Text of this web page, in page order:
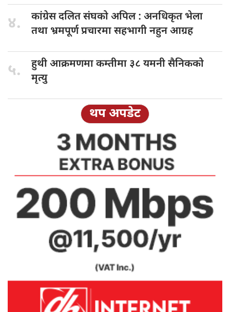
४. कांग्रेस दलितसंघको अपिल : अनधिकृत भेला
तथा भ्रमपूर्ण प्रचारमा सहभागी नहुन आग्रह
५. हुथी आक्रमणमाकम्तीमा ३८ यमनी सैनिकको
मृत्यु
थप अपडेट